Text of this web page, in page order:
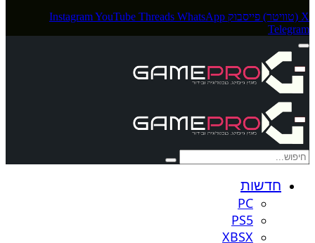
X (טוויטר) פייסבוק InstagramYouTube Threads WhatsApp
Telegram
חדשות
PC
PS5
XBSX